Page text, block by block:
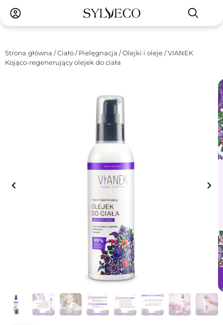
Strona główna /Ciało/Pielęgnacja /Olejki i oleje/ VIANEK
Kojąco-regenerujący olejek do ciała